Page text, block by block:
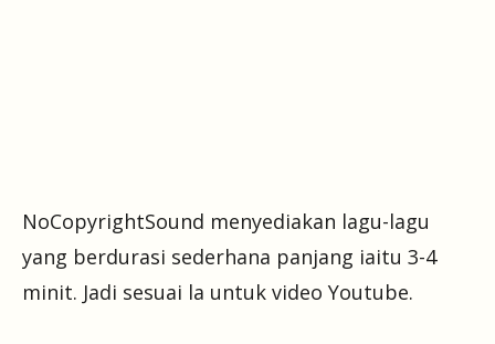
NoCopyrightSound menyediakan lagu-lagu
yang berdurasi sederhana panjang iaitu 3-4
minit. Jadi sesuai la untuk video Youtube.